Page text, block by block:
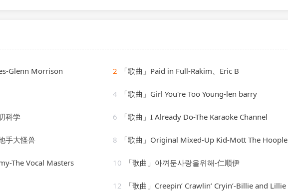
Glenn Morrison 2 「歌曲」Paid in Full-Rakim、Eric B
4 「歌曲」Girl You're Too Young-len barry
科学 6 「歌曲」I Already Do-The Karaoke Channel
手大怪兽 8 「歌曲」Original Mixed-Up Kid-Mott The Hoople
The Vocal Masters 10 「歌曲」아껴둔사랑을위해-仁顺伊
12 「歌曲」Creepin’ Crawlin’ Cryin’-Billie and Lillie